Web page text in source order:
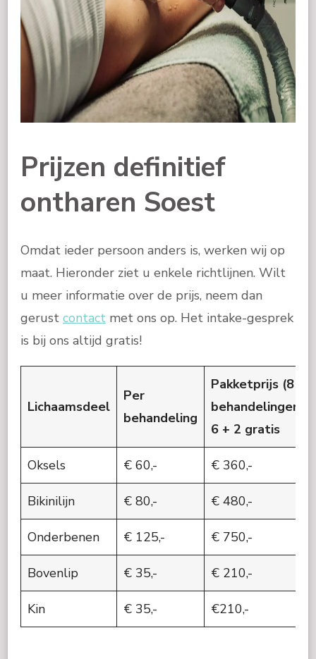
Prijzen definitief
ontharen Soest
Omdat ieder persoon anders is, werken wij op
maat. Hieronder ziet u enkele richtlijnen. Wilt
u meer informatie over de prijs, neem dan
gerust contact met ons op. Het intake-gesprek
is bij ons altijd gratis!
Lichaamsdeel
Per
behandeling
Pakketprijs (8
behandelingen)
6 + 2 gratis
Oksels € 60,- € 360,-
Bikinilijn € 80,- € 480,-
Onderbenen € 125,- € 750,-
Bovenlip € 35,- € 210,-
Kin € 35,- €210,-